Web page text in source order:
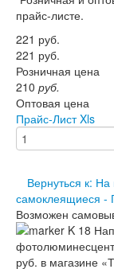
О нас
Вопрос-
Контакты
прайс-листе.
221 руб.
221 руб.
Розничная цена
210 руб.
Оптовая цена
Прайс-Лист Xls
Вернуться к:
самоклеящиеся -
Возможен